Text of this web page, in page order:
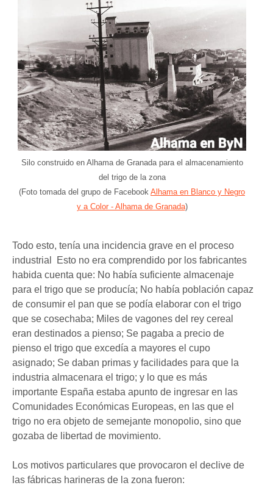
Silo construido en Alhama de Granada para el almacenamiento
del trigo de la zona
(Foto tomada del grupo de Facebook Alhama en Blanco y Negro
y a Color - Alhama de Granada)
Todo esto, tenía una incidencia grave en el proceso
industrial Esto no era comprendido por los fabricantes
habida cuenta que: No había suficiente almacenaje
para el trigo que se producía; No había población capaz
de consumir el pan que se podía elaborar con el trigo
que se cosechaba; Miles de vagones del rey cereal
eran destinados a pienso; Se pagaba a precio de
pienso el trigo que excedía a mayores el cupo
asignado; Se daban primas y facilidades para que la
industria almacenara el trigo; y lo que es más
importante España estaba apunto de ingresar en las
Comunidades Económicas Europeas, en las que el
trigo no era objeto de semejante monopolio, sino que
gozaba de libertad de movimiento.
Los motivos particulares que provocaron el declive de
las fábricas harineras de la zona fueron: